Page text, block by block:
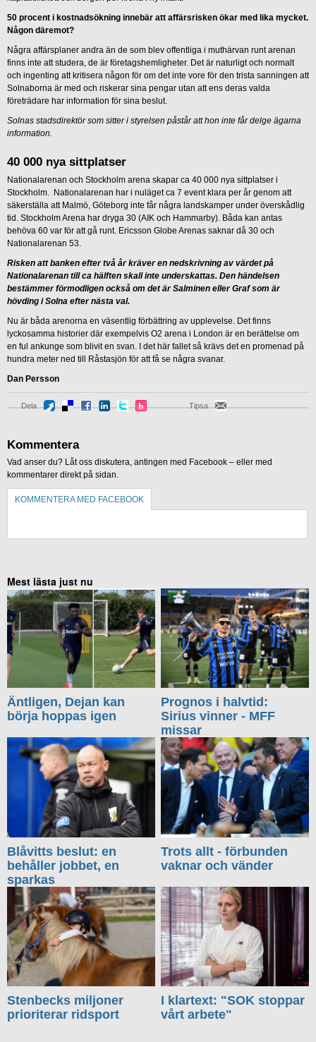
50 procent i kostnadsökning innebär att affärsrisken ökar med lika mycket.
Någon däremot?
Några affärsplaner andra än de som blev offentliga i muthärvan runt arenan
finns inte att studera, de är företagshemligheter. Det är naturligt och normalt
och ingenting att kritisera någon för om det inte vore för den trista sanningen att
Solnaborna är med och riskerar sina pengar utan att ens deras valda
företrädare har information för sina beslut.
Solnas stadsdirektör som sitter i styrelsen påstår att hon inte får delge ägarna
information.
40 000 nya sittplatser
Nationalarenan och Stockholm arena skapar ca 40 000 nya sittplatser i
Stockholm. Nationalarenan har i nuläget ca 7 event klara per år genom att
säkerställa att Malmö, Göteborg inte får några landskamper under överskådlig
tid. Stockholm Arena har dryga 30 (AIK och Hammarby). Båda kan antas
behöva 60 var för att gå runt. Ericsson Globe Arenas saknar då 30 och
Nationalarenan 53.
Risken att banken efter två år kräver en nedskrivning av värdet på
Nationalarenan till ca hälften skall inte underskattas. Den händelsen
bestämmer förmodligen också om det är Salminen eller Graf som är
hövding i Solna efter nästa val.
Nu är båda arenorna en väsentlig förbättring av upplevelse. Det finns
lyckosamma historier där exempelvis O2 arena i London är en berättelse om
en ful ankunge som blivit en svan. I det här fallet så krävs det en promenad på
hundra meter ned till Råstasjön för att få se några svanar.
Dan Persson
Dela Tipsa
Kommentera
Vad anser du? Låt oss diskutera, antingen med Facebook – eller med
kommentarer direkt på sidan.
KOMMENTERA MED FACEBOOK
Mest lästa just nu
Äntligen, Dejan kan
börja hoppas igen
Prognos i halvtid:
Sirius vinner - MFF
missar
Blåvitts beslut: en
behåller jobbet, en
sparkas
Trots allt - förbunden
vaknar och vänder
Stenbecks miljoner
prioriterar ridsport
I klartext: "SOK stoppar
vårt arbete"